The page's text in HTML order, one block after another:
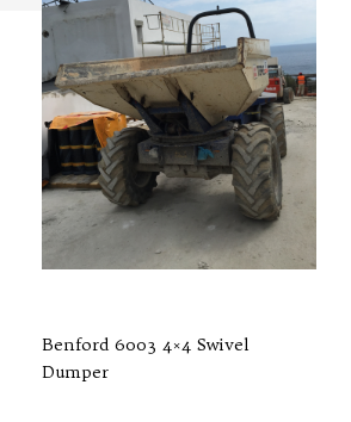
Benford 6003 4×4 Swivel
Dumper